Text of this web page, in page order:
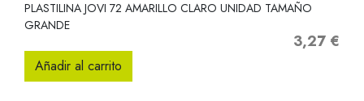
PLASTILINA JOVI 72 AMARILLO CLARO UNIDAD TAMAÑO
GRANDE
Precio
3,27 €
Añadir al carrito